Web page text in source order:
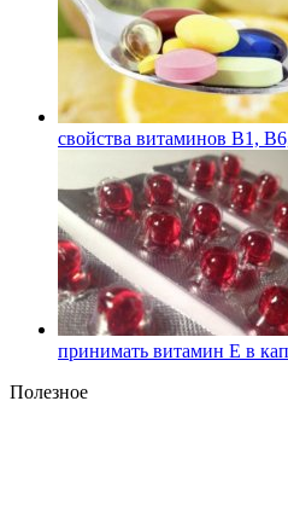
свойства витаминов В1,
принимать витамин Е в
Полезное